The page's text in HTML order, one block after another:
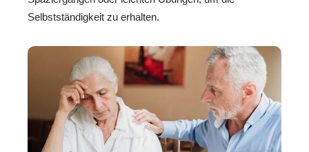
Selbstständigkeit zu erhalten.